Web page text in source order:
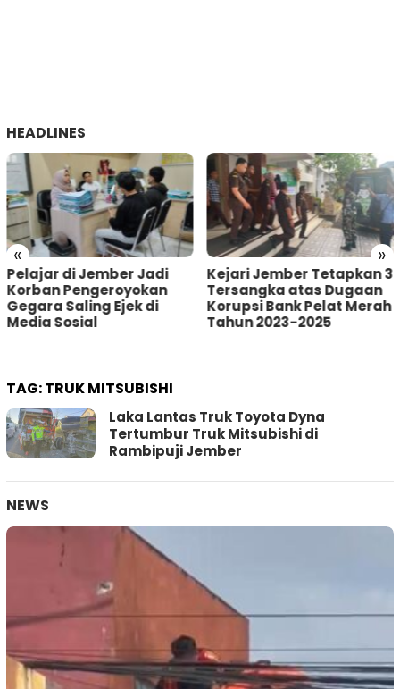
HEADLINES
« »
Kejari Jember Tetapkan 3
Tersangka atas Dugaan
Korupsi Bank Pelat Merah
Tahun 2023-2025
Pria Asal Lumajang
Tertangkap Warga
Sumberbaru Jember
saat akan Curi Kotak
TAG:TRUK MITSUBISHI
Laka Lantas Truk Toyota Dyna
Tertumbur Truk Mitsubishi di
Rambipuji Jember
NEWS